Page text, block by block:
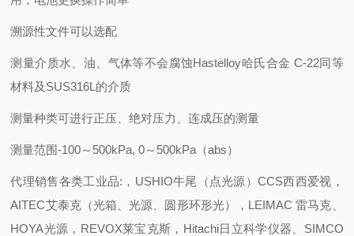
溯源性文件可以选配
测量介质水、油、气体等不会腐蚀Hastelloy哈氏合金 C-22同等
材料及SUS316L的介质
测量种类可进行正压、绝对压力、连成压的测量
测量范围-100～500kPa, 0～500kPa（abs）
代理销售各类工业品:，USHIO牛尾（点光源）CCS西西爱视，
AITEC艾泰克（光箱、光源、圆形环形光），LEIMAC 雷马克、
HOYA光源，REVOX莱宝克斯，Hitachi日立科学仪器、SIMCO